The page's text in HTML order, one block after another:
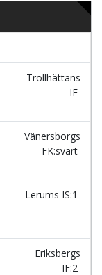
Trollhättans
IF
Vänersborgs
FK:svart
Lerums IS:1
Eriksbergs
IF:2